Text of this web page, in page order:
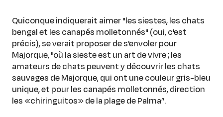
Quiconque indiquerait aimer "les siestes, les chats
bengal et les canapés molletonnés" (oui, c'est
précis), se verait proposer de s'envoler pour
Majorque, "où la sieste est un art de vivre ; les
amateurs de chats peuvent y découvrir les chats
sauvages de Majorque, qui ont une couleur gris-bleu
unique, et pour les canapés molletonnés, direction
les «chiringuitos» de la plage de Palma”.